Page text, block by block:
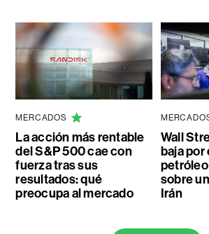
MERCADOS
La acción más rentable
del S&P 500 cae con
fuerza tras sus
resultados: qué
preocupa al mercado
Wall
baja por
sobre
Irán